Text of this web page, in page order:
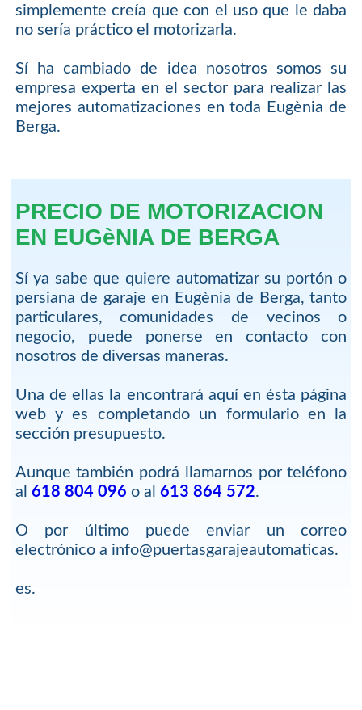
simplemente creía que con el uso que le daba
no sería práctico el motorizarla.
Sí ha cambiado de idea nosotros somos su
empresa experta en el sector para realizar las
mejores automatizaciones en toda Eugènia de
Berga.
PRECIO DE MOTORIZACION
EN EUGèNIA DE BERGA
Sí ya sabe que quiere automatizar su portón o
persiana de garaje en Eugènia de Berga, tanto
particulares, comunidades de vecinos o
negocio, puede ponerse en contacto con
nosotros de diversas maneras.
Una de ellas la encontrará aquí en ésta página
web y es completando un formulario en la
sección presupuesto.
Aunque también podrá llamarnos por teléfono
al 618 804 096 o al 613 864 572.
O por último puede enviar un correo
electrónico a info@puertasgarajeautomaticas.
es.